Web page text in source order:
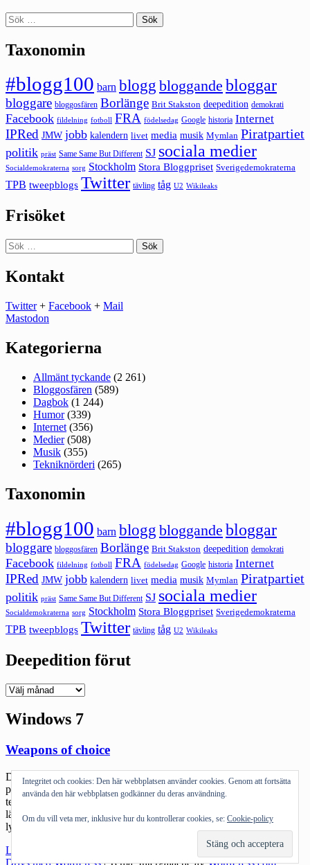
Sök
efter:
Taxonomin
#blogg100 barn blogg bloggande bloggar
bloggare bloggosfären Borlänge Brit Stakston deepedition demokrati
Facebook fildelning fotboll FRA födelsedag Google historia Internet
IPRed JMW jobb kalendern livet media musik Mymlan Piratpartiet
politik präst Same Same But Different SJ sociala medier
Socialdemokraterna sorg Stockholm Stora Bloggpriset Sverigedemokraterna
TPB tweepblogs Twitter tävling tåg U2 Wikileaks
Frisöket
Sök
efter:
Kontakt
Twitter+ Facebook + Mail
Mastodon
Kategorierna
Allmänt tyckande (2 261)
Bloggosfären (589)
Dagbok (1 244)
Humor(339)
Internet (356)
Medier(508)
Musik (355)
Tekniknörderi (265)
Taxonomin
#blogg100 barn blogg bloggande bloggar
bloggare bloggosfären Borlänge Brit Stakston deepedition demokrati
Facebook fildelning fotboll FRA födelsedag Google historia Internet
IPRed JMW jobb kalendern livet media musik Mymlan Piratpartiet
politik präst Same Same But Different SJ sociala medier
Socialdemokraterna sorg Stockholm Stora Bloggpriset Sverigedemokraterna
TPB tweepblogs Twitter tävling tåg U2 Wikileaks
Deepedition förut
Deepedition
Windows 7
Weapons of choice
Det var ett tag sen jag fick nörda mig lite men nu gör jag en sån
postning. Mina weapons of choice, mina älskade gadgets. Jag är en
tekniknörd. Jag kan inte tänka mig att köpa skitdyra kläder eller
lägga ner vansinniga pengar på att resa. Däremot blir jag faktiskt
lycklig av tekniska prylar. När jag […]
Läs mer
of
Drivs med WordPress |Tema: Intergalactic avWordPress.com.
Integritet och cookies: Den här webbplatsen använder cookies. Genom att fortsätta
använda den här webbplatsen godkänner du deras användning.
Om du vill veta mer, inklusive hur du kontrollerar cookies, se: Cookie-policy